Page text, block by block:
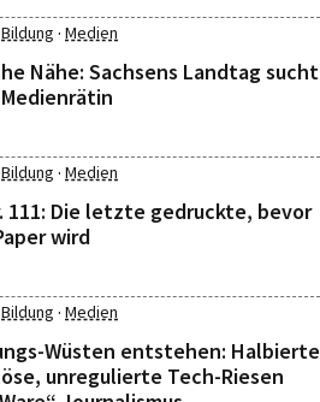
Bildung · Medien
Nähe: Sachsens Landtag sucht
Bildung · Medien
111: Die letzte gedruckte, bevor
wird
Bildung · Medien
Wüsten entstehen: Halbierte
unregulierte Tech-Riesen